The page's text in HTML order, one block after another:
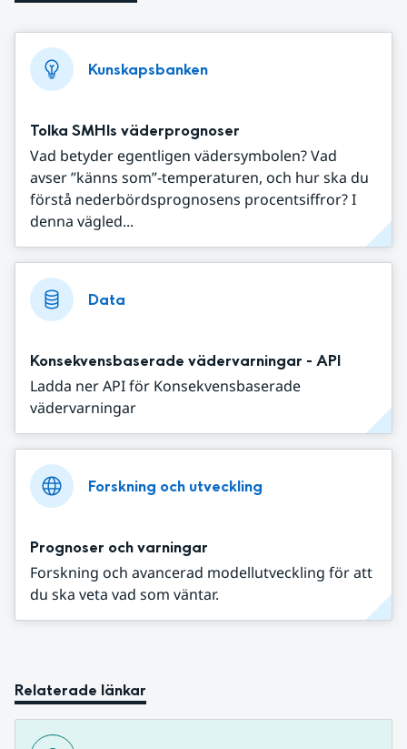
Kunskapsbanken
Tolka SMHIs väderprognoser
Vad betyder egentligen vädersymbolen? Vad
avser ”känns som”-temperaturen, och hur ska du
förstå nederbördsprognosens procentsiffror? I
denna vägled...
Data
Konsekvensbaserade vädervarningar - API
Ladda ner API för Konsekvensbaserade
vädervarningar
Forskning och utveckling
Prognoser och varningar
Forskning och avancerad modellutveckling för att
du ska veta vad som väntar.
Relaterade länkar